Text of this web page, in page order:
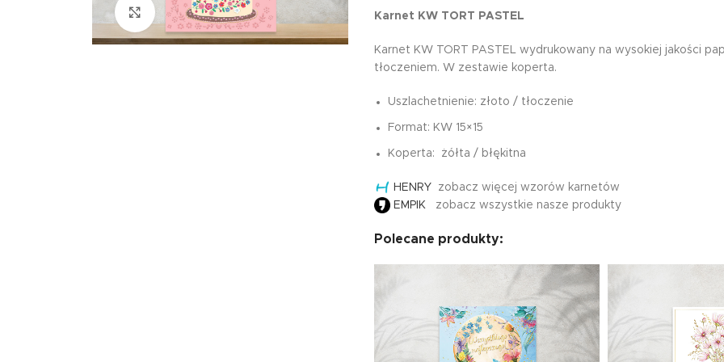
7,99zł
Karty EDU
Kliknij aby powiększyć Karnet KW TORT PASTEL
Karnet KW TORT PASTEL wydrukowany na wysokiej jakości
tłoczeniem. W zestawie koperta.
Uszlachetnienie: złoto / tłoczenie
Format: KW 15×15
Koperta: żółta / błękitna
HENRY zobacz więcej wzorów karnetów
EMPIK zobacz wszystkie nasze produkty
Polecane produkty: